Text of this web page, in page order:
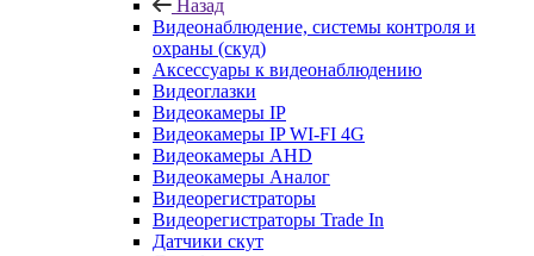
Назад
Видеонаблюдение, системы контроля и
охраны (скуд)
Аксессуары к видеонаблюдению
Видеоглазки
Видеокамеры IP
Видеокамеры IP WI-FI 4G
Видеокамеры AHD
Видеокамеры Аналог
Видеорегистраторы
Видеорегистраторы Trade In
Датчики скут